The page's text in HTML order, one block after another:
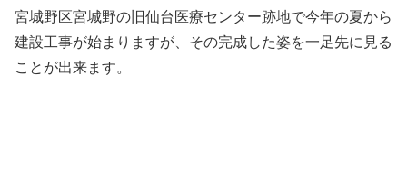
宮城野区宮城野の旧仙台医療センター跡地で今年の夏から
建設工事が始まりますが、その完成した姿を一足先に見る
ことが出来ます。